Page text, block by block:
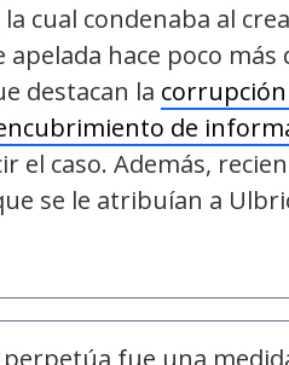
cual condenaba al
apelada hace poco
destacan la corrupción
de
el caso. Además,
se le atribuían a
perpetúa fue una